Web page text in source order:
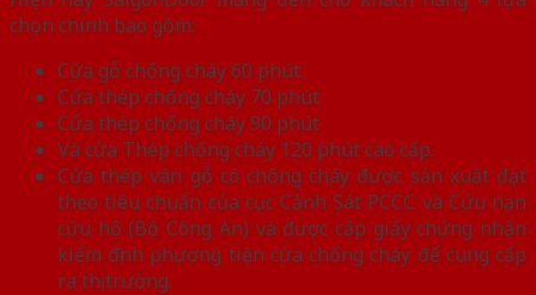
chọn chính bao gồm:
Cửa gỗ chống cháy 60 phút.
Cửa thép chống cháy 70 phút
Cửa thép chống cháy 90 phút
Và cửa Thép chống cháy 120 phút cao cấp.
Cửa thép vân gỗ có chống cháy được sản xuất đạt
theo tiêu chuẩn của cục Cảnh Sát PCCC và Cứu nạn
cứu hộ (Bộ Công An) và được cấp giấy chứng nhận
kiểm định phương tiện cửa chống cháy để cung cấp
ra thị trường.